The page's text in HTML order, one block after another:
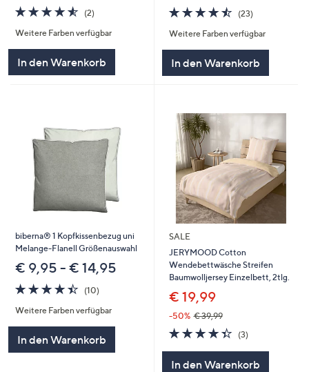
4.5
von
5
(2)
Weitere Farben verfügbar
In den Warenkorb
4.4
von
5
(23)
Weitere Farben verfügbar
In den Warenkorb
biberna® 1 Kopfkissenbezug uni
Melange-Flanell Größenauswahl
€ 9,95 - € 14,95
4.4
von
5
(10)
Weitere Farben verfügbar
In den Warenkorb
SALE
JERYMOOD Cotton
Wendebettwäsche Streifen
Baumwolljersey Einzelbett, 2tlg.
€ 19,99
-50% € 39,99
4.3
von
(3)
In den Warenkorb